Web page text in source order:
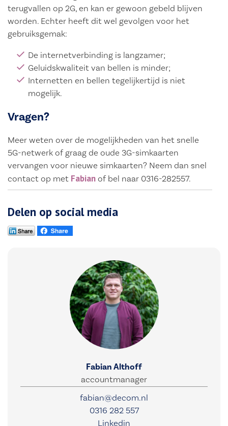
terugvallen op 2G, en kan er gewoon gebeld blijven
worden. Echter heeft dit wel gevolgen voor het
gebruiksgemak:
De internetverbinding is langzamer;
Geluidskwaliteit van bellen is minder;
Internetten en bellen tegelijkertijd is niet
mogelijk.
Vragen?
Meer weten over de mogelijkheden van het snelle
5G-netwerk of graag de oude 3G-simkaarten
vervangen voor nieuwe simkaarten? Neem dan snel
contact op met Fabian of bel naar 0316-282557.
Delen op social media
Fabian Althoff
accountmanager
fabian@decom.nl
0316 282 557
Linkedin